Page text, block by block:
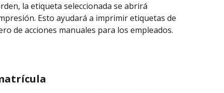
la etiqueta seleccionada se abrirá
Esto ayudará a imprimir etiquetas de
de acciones manuales para los empleados.